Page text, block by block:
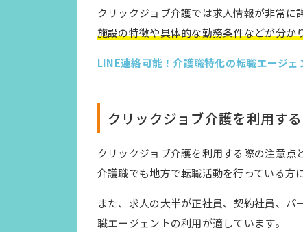
クリックジョブ介護では求人情報が非常に
施設の特徴や具体的な勤務条件などが分
LINE連絡可能！介護職特化の転職エージ
クリックジョブ介護を利用す
クリックジョブ介護を利用する際の注意点
介護職でも地方で転職活動を行っている方
また、求人の大半が正社員、契約社員、
職エージェントの利用が適しています。